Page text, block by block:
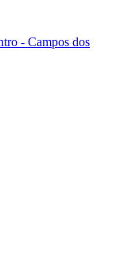
- Campos dos